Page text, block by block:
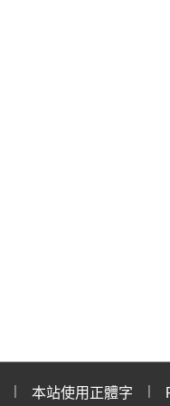
本站使用正體字